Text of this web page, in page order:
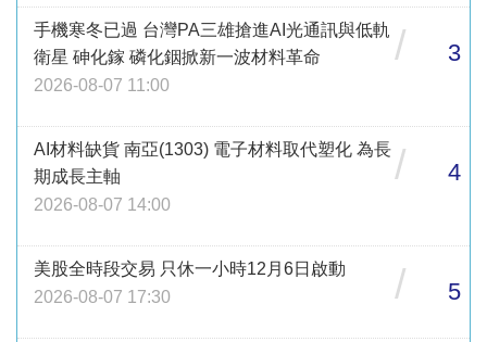
手機寒冬已過 台灣PA三雄搶進AI光通訊與低軌
衛星 砷化鎵 磷化銦掀新一波材料革命
2026-08-07 11:00
/ 3
AI材料缺貨 南亞(1303) 電子材料取代塑化 為長
期成長主軸
2026-08-07 14:00
/ 4
美股全時段交易 只休一小時12月6日啟動
2026-08-07 17:30
/ 5